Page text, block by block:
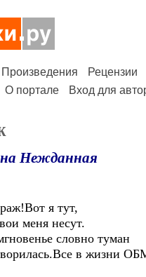
Произведения Рецензии
О портале Вход для
Нежданная
я тут,
меня несут.
словно туман
в жизни